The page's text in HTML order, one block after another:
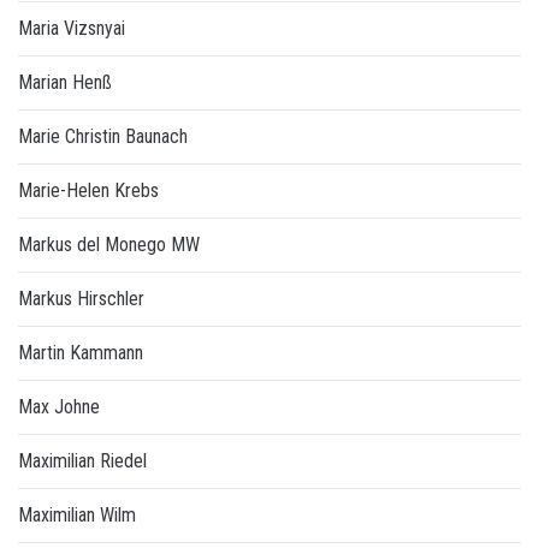
Maria Vizsnyai
Marian Henß
Marie Christin Baunach
Marie-Helen Krebs
Markus del Monego MW
Markus Hirschler
Martin Kammann
Max Johne
Maximilian Riedel
Maximilian Wilm